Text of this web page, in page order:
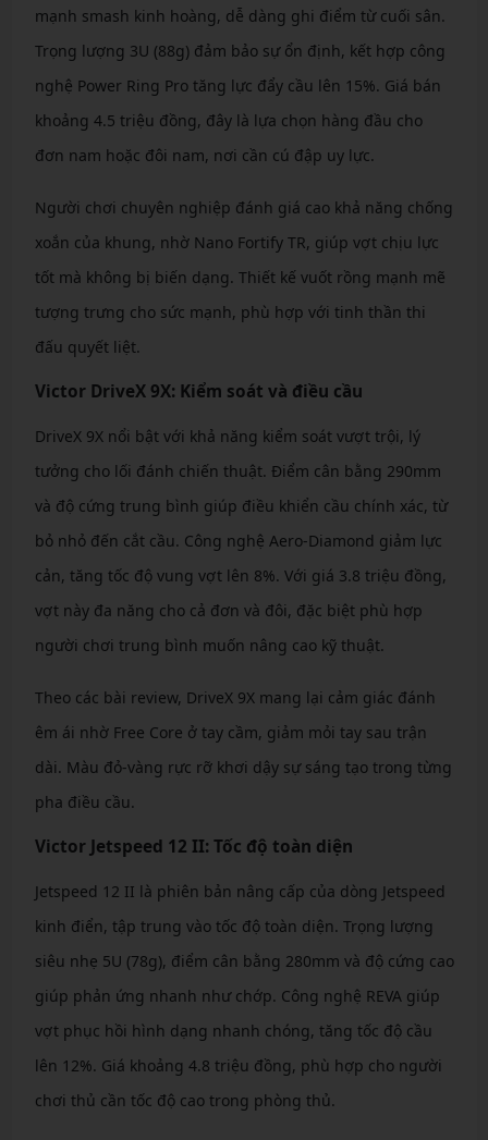
mạnh smash kinh hoàng, dễ dàng ghi điểm từ cuối sân.
Trọng lượng 3U (88g) đảm bảo sự ổn định, kết hợp công
nghệ Power Ring Pro tăng lực đẩy cầu lên 15%. Giá bán
khoảng 4.5 triệu đồng, đây là lựa chọn hàng đầu cho
đơn nam hoặc đôi nam, nơi cần cú đập uy lực.
Người chơi chuyên nghiệp đánh giá cao khả năng chống
xoắn của khung, nhờ Nano Fortify TR, giúp vợt chịu lực
tốt mà không bị biến dạng. Thiết kế vuốt rồng mạnh mẽ
tượng trưng cho sức mạnh, phù hợp với tinh thần thi
đấu quyết liệt.
Victor DriveX 9X: Kiểm soát và điều cầu
DriveX 9X nổi bật với khả năng kiểm soát vượt trội, lý
tưởng cho lối đánh chiến thuật. Điểm cân bằng 290mm
và độ cứng trung bình giúp điều khiển cầu chính xác, từ
bỏ nhỏ đến cắt cầu. Công nghệ Aero-Diamond giảm lực
cản, tăng tốc độ vung vợt lên 8%. Với giá 3.8 triệu đồng,
vợt này đa năng cho cả đơn và đôi, đặc biệt phù hợp
người chơi trung bình muốn nâng cao kỹ thuật.
Theo các bài review, DriveX 9X mang lại cảm giác đánh
êm ái nhờ Free Core ở tay cầm, giảm mỏi tay sau trận
dài. Màu đỏ-vàng rực rỡ khơi dậy sự sáng tạo trong từng
pha điều cầu.
Victor Jetspeed 12 II: Tốc độ toàn diện
Jetspeed 12 II là phiên bản nâng cấp của dòng Jetspeed
kinh điển, tập trung vào tốc độ toàn diện. Trọng lượng
siêu nhẹ 5U (78g), điểm cân bằng 280mm và độ cứng cao
giúp phản ứng nhanh như chớp. Công nghệ REVA giúp
vợt phục hồi hình dạng nhanh chóng, tăng tốc độ cầu
lên 12%. Giá khoảng 4.8 triệu đồng, phù hợp cho người
chơi thủ cần tốc độ cao trong phòng thủ.